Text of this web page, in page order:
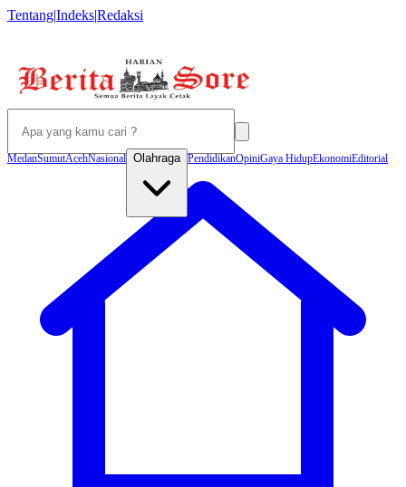
Tentang|Indeks|Redaksi
MedanSumutAcehNasional Olahraga PendidikanOpiniGaya HidupEkonomiEditorial